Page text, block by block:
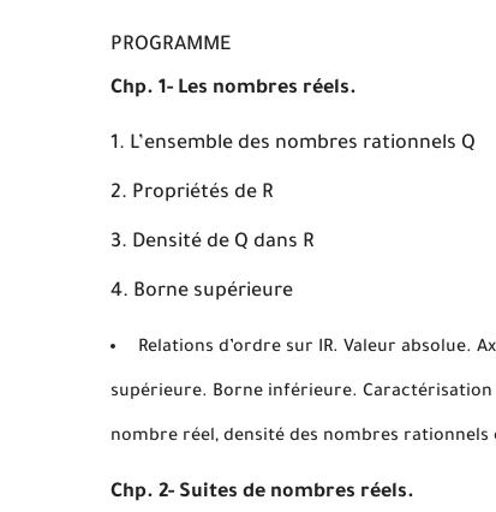
PROGRAMME
Chp. 1- Les nombres réels.
L’ensemble des nombres rationnels Q
Propriétés de R
Densité de Q dans R
Borne supérieure
Relations d’ordre sur IR. Valeur absolue.
supérieure. Borne inférieure.
nombre réel, densité des nombres
Chp. 2- Suites de nombres réels.